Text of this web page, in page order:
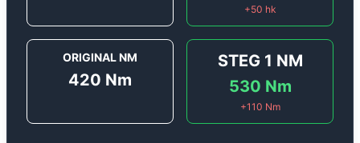
+50 hk
ORIGINAL NM
420 Nm
STEG 1 NM
530 Nm
+110 Nm